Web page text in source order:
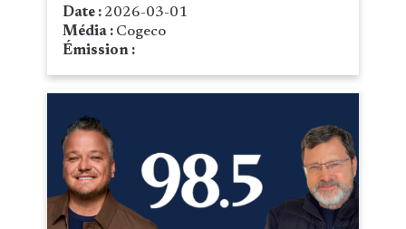
Date : 2026-03-01
Média : Cogeco
Émission :